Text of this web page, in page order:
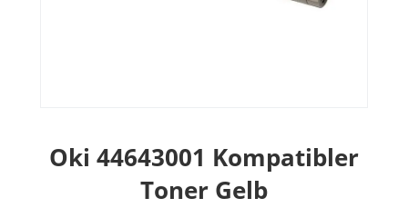
Oki 44643001 Kompatibler
Toner Gelb